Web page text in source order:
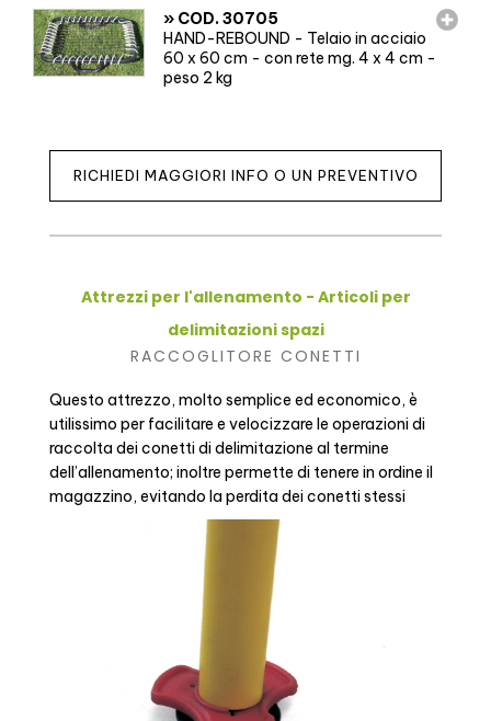
» COD. 30705
HAND-REBOUND - Telaio in acciaio
60 x 60 cm - con rete mg. 4 x 4 cm -
peso 2 kg
RICHIEDI MAGGIORI INFO O UN PREVENTIVO
Attrezzi per l'allenamento - Articoli per
delimitazioni spazi
RACCOGLITORE CONETTI
Questo attrezzo, molto semplice ed economico, è
utilissimo per facilitare e velocizzare le operazioni di
raccolta dei conetti di delimitazione al termine
dell’allenamento; inoltre permette di tenere in ordine il
magazzino, evitando la perdita dei conetti stessi